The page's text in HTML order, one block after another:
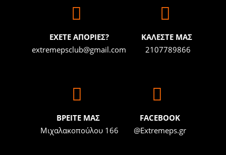
ΕΧΕΤΕ ΑΠΟΡΙΕΣ?
extremepsclub@gmail.com
ΚΑΛΕΣΤΕ ΜΑΣ
2107789866
BΡΕΙΤΕ ΜΑΣ
Μιχαλακοπούλου 166
FACEBOOK
@Extremeps.gr